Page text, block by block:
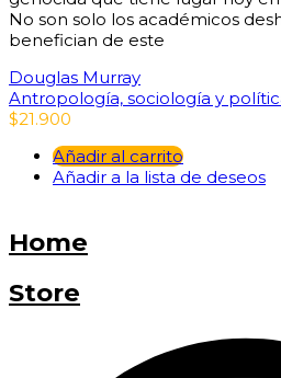
No son solo los académicos
benefician de este
Douglas Murray
Antropología, sociología y
$21.900
Añadir al carrito
Añadir a la lista de deseos
Home
Store